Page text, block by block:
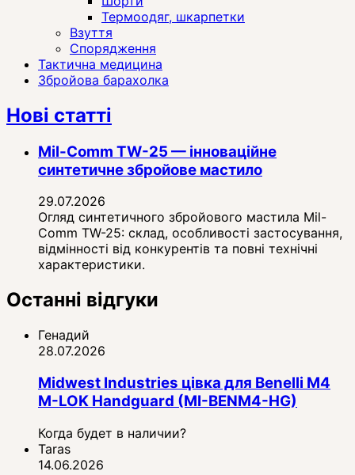
Термоодяг, шкарпетки
Взуття
Спорядження
Тактична медицина
Збройова барахолка
Нові статті
Mil-Comm TW-25 — інноваційне
синтетичне збройове мастило
29.07.2026
Огляд синтетичного збройового мастила Mil-
Comm TW-25: склад, особливості застосування,
відмінності від конкурентів та повні технічні
характеристики.
Останні відгуки
Генадий
28.07.2026
Midwest Industries цівка для Benelli M4
M-LOK Handguard (MI-BENM4-HG)
Когда будет в наличии?
Taras
14.06.2026